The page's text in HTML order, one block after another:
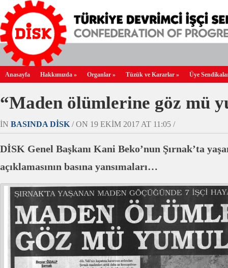
Anasayfa Hakkımızda » Organlar » Tüzük ve Kararlar » Üye
“Maden ölümlerine göz mü
IN BASINDA DİSK/ ON 19 EKIM 2017 AT 11:05 /
DİSK Genel Başkanı Kani Beko’nun Şırnak’ta
açıklamasının basına yansımaları…